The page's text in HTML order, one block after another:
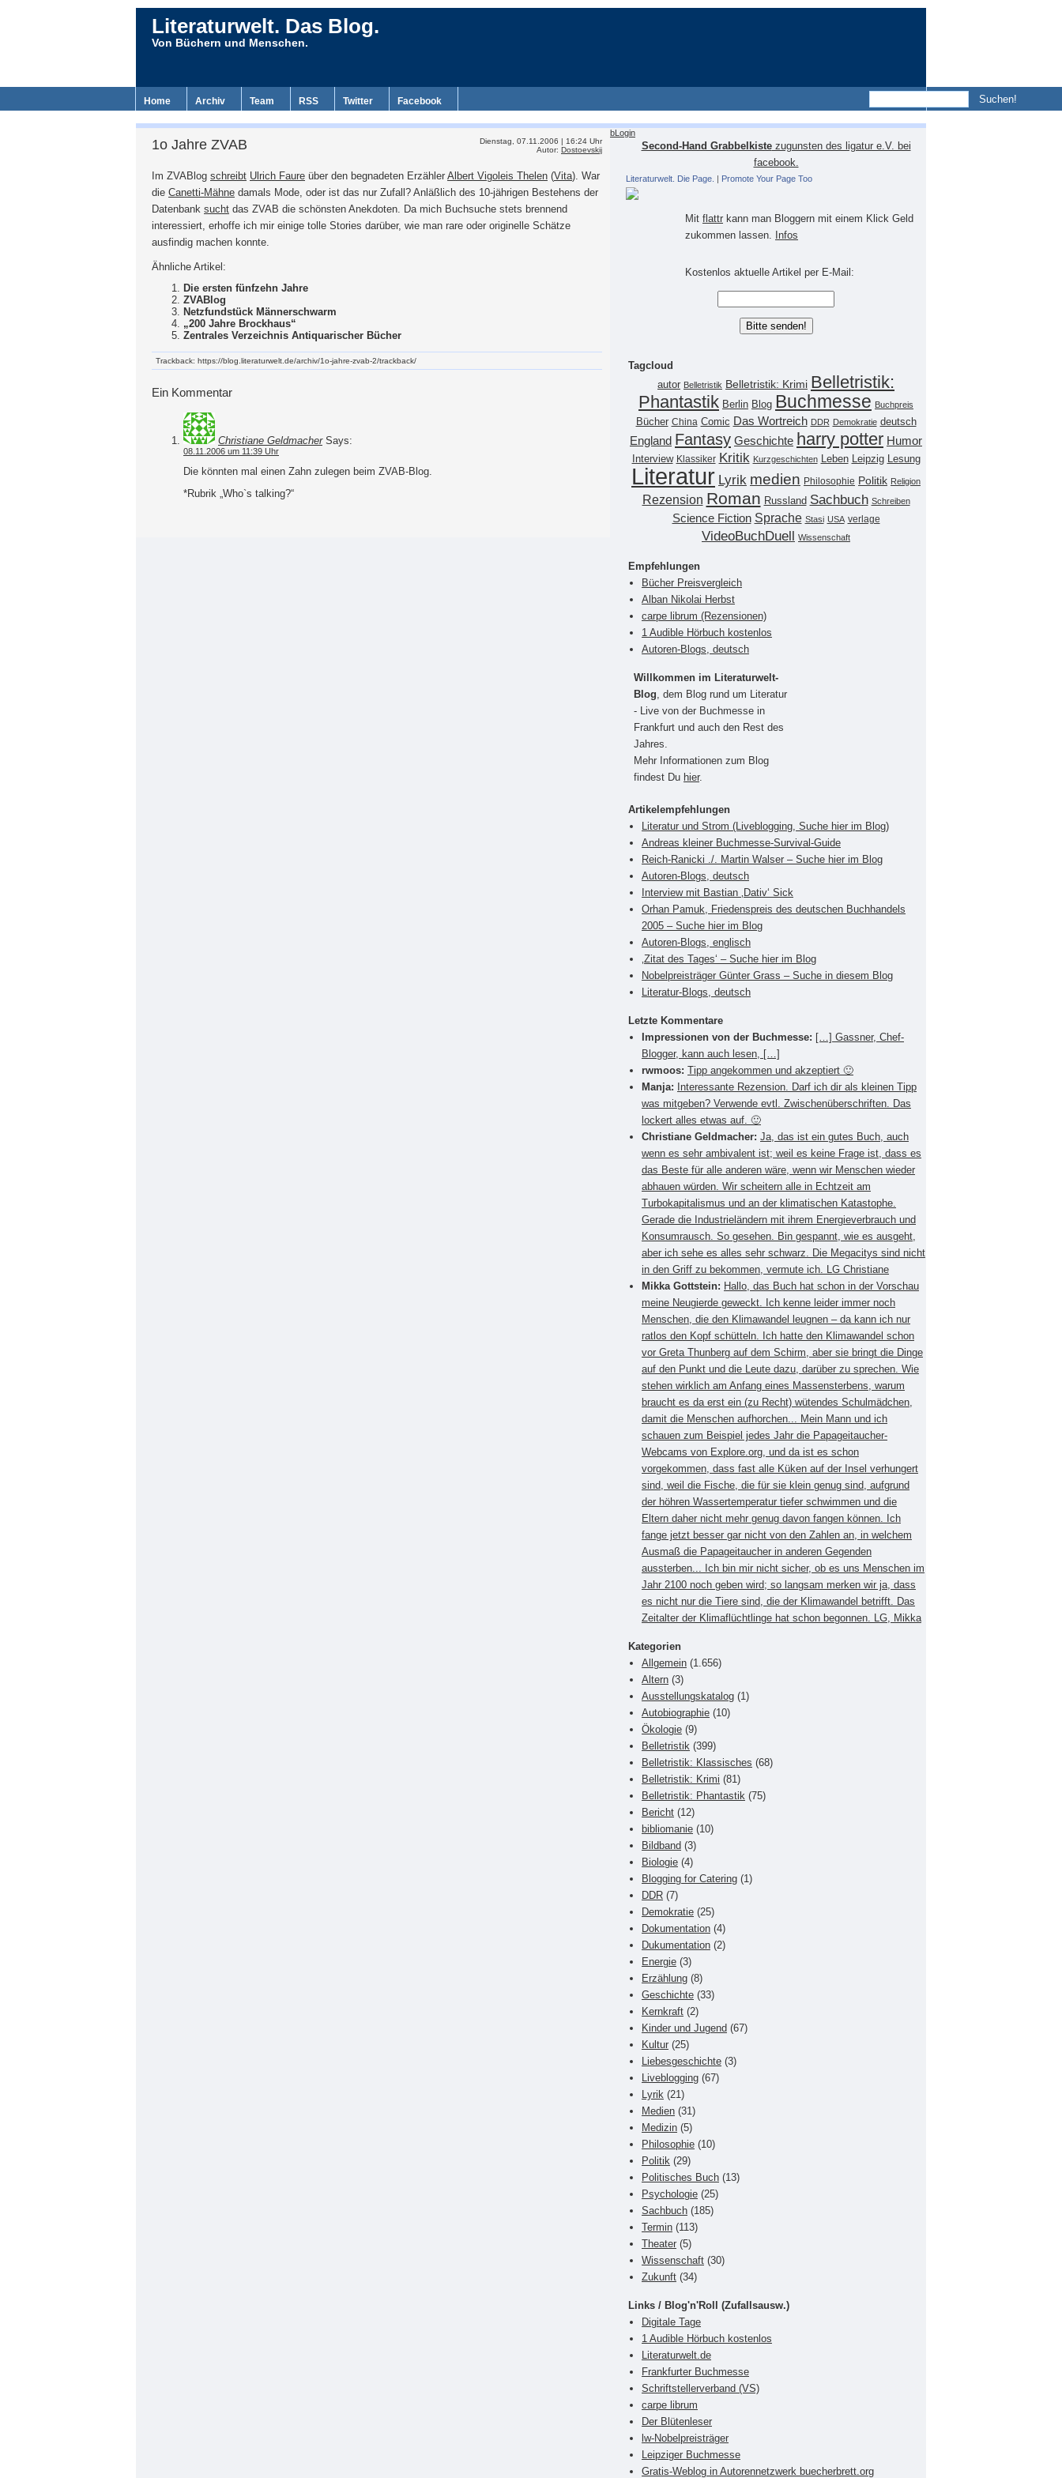
Literaturwelt. Das Blog.
Von Büchern und Menschen.
Home Archiv Team RSS Twitter Facebook
Dienstag, 07.11.2006 | 16:24 Uhr
Autor: Dostoevskij
1o Jahre ZVAB
Im ZVABlog schreibt Ulrich Faure über den begnadeten Erzähler Albert Vigoleis Thelen (Vita). War
die Canetti-Mähne damals Mode, oder ist das nur Zufall? Anläßlich des 10-jährigen Bestehens der
Datenbank sucht das ZVAB die schönsten Anekdoten. Da mich Buchsuche stets brennend
interessiert, erhoffe ich mir einige tolle Stories darüber, wie man rare oder originelle Schätze
ausfindig machen konnte.
Ähnliche Artikel:
Die ersten fünfzehn Jahre
ZVABlog
Netzfundstück Männerschwarm
„200 Jahre Brockhaus“
Zentrales Verzeichnis Antiquarischer Bücher
Trackback: https://blog.literaturwelt.de/archiv/1o-jahre-zvab-2/trackback/
Ein Kommentar
Christiane GeldmacherSays:
08.11.2006 um 11:39 Uhr
Die könnten mal einen Zahn zulegen beim ZVAB-Blog.
*Rubrik „Who`s talking?“
bLogin
Second-Hand Grabbelkistezugunsten des ligatur e.V. bei
facebook.
Literaturwelt. Die Page. | Promote Your Page Too
Mit flattr kann man Bloggern mit einem Klick Geld
zukommen lassen.
Infos
Kostenlos aktuelle Artikel per E-Mail:
Tagcloud
autor Belletristik Belletristik: Krimi Belletristik:
Phantastik Berlin Blog Buchmesse Buchpreis
Bücher China Comic Das Wortreich DDR Demokratie deutsch
England Fantasy Geschichte harry potter Humor
Interview Klassiker Kritik Kurzgeschichten Leben Leipzig Lesung
Literatur Lyrik medien Philosophie Politik Religion
Rezension Roman Russland Sachbuch Schreiben
Science Fiction Sprache Stasi USA verlage
VideoBuchDuell Wissenschaft
Empfehlungen
Bücher Preisvergleich
Alban Nikolai Herbst
carpe librum (Rezensionen)
1 Audible Hörbuch kostenlos
Autoren-Blogs, deutsch
Willkommen im Literaturwelt-
Blog , dem Blog rund um Literatur
- Live von der Buchmesse in
Frankfurt und auch den Rest des
Jahres.
Mehr Informationen zum Blog
findest Du hier.
Artikelempfehlungen
Literatur und Strom (Liveblogging, Suche hier im Blog)
Andreas kleiner Buchmesse-Survival-Guide
Reich-Ranicki ./. Martin Walser – Suche hier im Blog
Autoren-Blogs, deutsch
Interview mit Bastian ‚Dativ‘ Sick
Orhan Pamuk, Friedenspreis des deutschen Buchhandels
2005 – Suche hier im Blog
Autoren-Blogs, englisch
‚Zitat des Tages‘ – Suche hier im Blog
Nobelpreisträger Günter Grass – Suche in diesem Blog
Literatur-Blogs, deutsch
Letzte Kommentare
Impressionen von der Buchmesse: […] Gassner, Chef-
Blogger, kann auch lesen, […]
rwmoos: Tipp angekommen und akzeptiert 🙂
Manja:
Interessante Rezension. Darf ich dir als kleinen Tipp
was mitgeben? Verwende evtl. Zwischenüberschriften. Das
lockert alles etwas auf. 🙂
Christiane Geldmacher: Ja, das ist ein gutes Buch, auch
wenn es sehr ambivalent ist; weil es keine Frage ist, dass es
das Beste für alle anderen wäre, wenn wir Menschen wieder
abhauen würden. Wir scheitern alle in Echtzeit am
Turbokapitalismus und an der klimatischen Katastophe.
Gerade die Industrieländern mit ihrem Energieverbrauch und
Konsumrausch. So gesehen. Bin gespannt, wie es ausgeht,
aber ich sehe es alles sehr schwarz. Die Megacitys sind nicht
in den Griff zu bekommen, vermute ich. LG Christiane
Mikka Gottstein: Hallo, das Buch hat schon in der Vorschau
meine Neugierde geweckt. Ich kenne leider immer noch
Menschen, die den Klimawandel leugnen – da kann ich nur
ratlos den Kopf schütteln. Ich hatte den Klimawandel schon
vor Greta Thunberg auf dem Schirm, aber sie bringt die Dinge
auf den Punkt und die Leute dazu, darüber zu sprechen. Wie
stehen wirklich am Anfang eines Massensterbens, warum
braucht es da erst ein (zu Recht) wütendes Schulmädchen,
damit die Menschen aufhorchen... Mein Mann und ich
schauen zum Beispiel jedes Jahr die Papageitaucher-
Webcams von Explore.org, und da ist es schon
vorgekommen, dass fast alle Küken auf der Insel verhungert
sind, weil die Fische, die für sie klein genug sind, aufgrund
der höhren Wassertemperatur tiefer schwimmen und die
Eltern daher nicht mehr genug davon fangen können. Ich
fange jetzt besser gar nicht von den Zahlen an, in welchem
Ausmaß die Papageitaucher in anderen Gegenden
aussterben... Ich bin mir nicht sicher, ob es uns Menschen im
Jahr 2100 noch geben wird; so langsam merken wir ja, dass
es nicht nur die Tiere sind, die der Klimawandel betrifft. Das
Zeitalter der Klimaflüchtlinge hat schon begonnen. LG, Mikka
Kategorien
Allgemein (1.656)
Altern (3)
Ausstellungskatalog (1)
Autobiographie (10)
Ökologie (9)
Belletristik (399)
Belletristik: Klassisches (68)
Belletristik: Krimi (81)
Belletristik: Phantastik (75)
Bericht (12)
bibliomanie (10)
Bildband (3)
Biologie (4)
Blogging for Catering (1)
DDR (7)
Demokratie (25)
Dokumentation (4)
Dukumentation (2)
Energie (3)
Erzählung (8)
Geschichte (33)
Kernkraft (2)
Kinder und Jugend (67)
Kultur (25)
Liebesgeschichte (3)
Liveblogging (67)
Lyrik (21)
Medien (31)
Medizin (5)
Philosophie (10)
Politik (29)
Politisches Buch (13)
Psychologie (25)
Sachbuch (185)
Termin (113)
Theater (5)
Wissenschaft (30)
Zukunft (34)
Links / Blog'n'Roll (Zufallsausw.)
Digitale Tage
1 Audible Hörbuch kostenlos
Literaturwelt.de
Frankfurter Buchmesse
Schriftstellerverband (VS)
carpe librum
Der Blütenleser
lw-Nobelpreisträger
Leipziger Buchmesse
Gratis-Weblog in Autorennetzwerk buecherbrett.org